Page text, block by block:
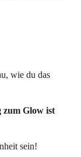
wie du das
zum Glow ist
sein!